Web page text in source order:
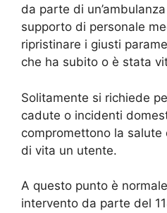
da parte di
supporto di personale
ripristinare i giusti
che ha subito o è stata
Solitamente si richiede
cadute o incidenti
compromettono la
di vita un utente.
A questo punto è
intervento da parte del